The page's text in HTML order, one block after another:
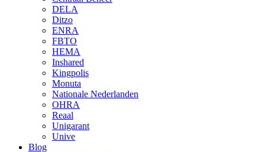
DELA
Ditzo
ENRA
FBTO
HEMA
Inshared
Kingpolis
Monuta
Nationale Nederlanden
OHRA
Reaal
Unigarant
Unive
Blog